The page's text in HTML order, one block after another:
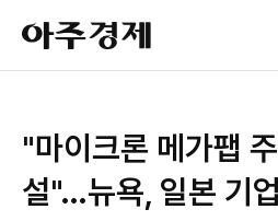
아
주
경
"마이크론 메가팹
설"…뉴욕, 일본 기